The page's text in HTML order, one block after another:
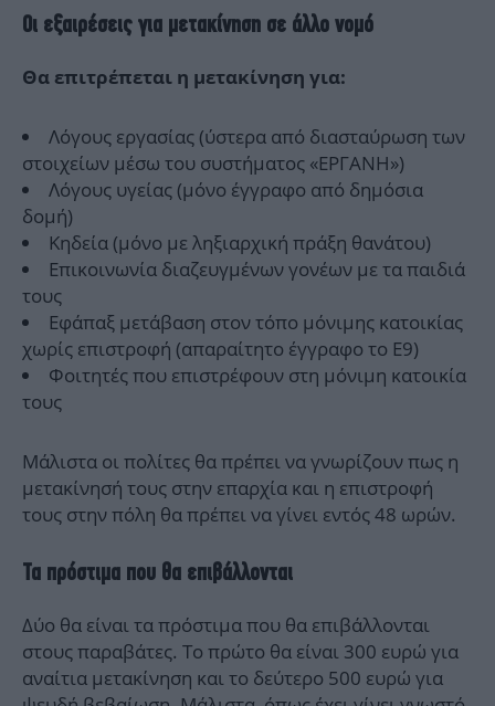
Οι εξαιρέσεις για μετακίνηση σε άλλο νομό
Θα επιτρέπεται η μετακίνηση για:
Λόγους εργασίας (ύστερα από διασταύρωση των
στοιχείων μέσω του συστήματος «ΕΡΓΑΝΗ»)
Λόγους υγείας (μόνο έγγραφο από δημόσια
δομή)
Κηδεία (μόνο με ληξιαρχική πράξη θανάτου)
Επικοινωνία διαζευγμένων γονέων με τα παιδιά
τους
Εφάπαξ μετάβαση στον τόπο μόνιμης κατοικίας
χωρίς επιστροφή (απαραίτητο έγγραφο το Ε9)
Φοιτητές που επιστρέφουν στη μόνιμη κατοικία
τους
Μάλιστα οι πολίτες θα πρέπει να γνωρίζουν πως η
μετακίνησή τους στην επαρχία και η επιστροφή
τους στην πόλη θα πρέπει να γίνει εντός 48 ωρών.
Τα πρόστιμα που θα επιβάλλονται
Δύο θα είναι τα πρόστιμα που θα επιβάλλονται
στους παραβάτες. Το πρώτο θα είναι 300 ευρώ για
αναίτια μετακίνηση και το δεύτερο 500 ευρώ για